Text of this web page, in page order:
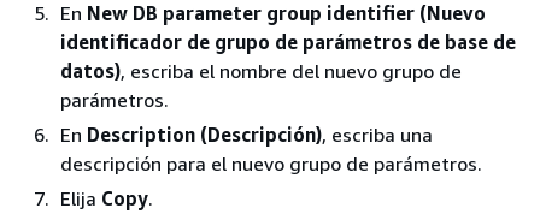
En New DB parameter group identifier (Nuevo
identificador de grupo de parámetros de base de
datos), escriba el nombre del nuevo grupo de
parámetros.
En Description (Descripción), escriba una
descripción para el nuevo grupo de parámetros.
Elija Copy.